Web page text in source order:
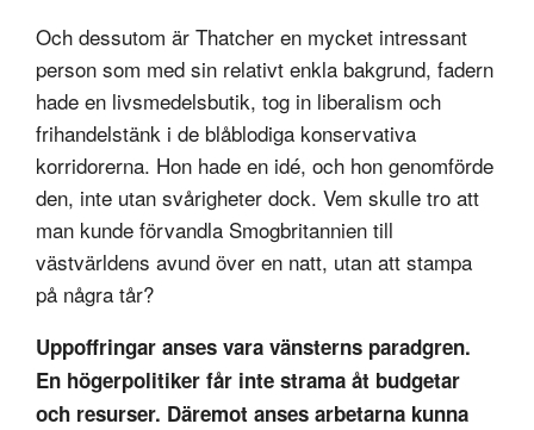
Och dessutom är Thatcher en mycket intressant
person som med sin relativt enkla bakgrund, fadern
hade en livsmedelsbutik, tog in liberalism och
frihandelstänk i de blåblodiga konservativa
korridorerna. Hon hade en idé, och hon genomförde
den, inte utan svårigheter dock. Vem skulle tro att
man kunde förvandla Smogbritannien till
västvärldens avund över en natt, utan att stampa
på några tår?
Uppoffringar anses vara vänsterns paradgren.
En högerpolitiker får inte strama åt budgetar
och resurser. Däremot anses arbetarna kunna